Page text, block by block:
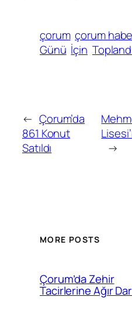
çorum çorum
Günü İçin
← Çorum’da
861 Konut
Satıldı
→
MORE POSTS
Çorum’da Zehir
Tacirlerine Ağır